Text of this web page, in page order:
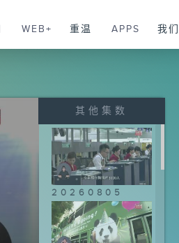
WEB+ 重温 APPS 我们
其他集数
20260805